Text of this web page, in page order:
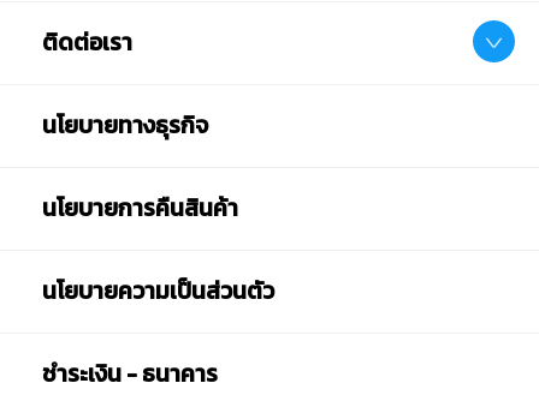
ติดต่อเรา
นโยบายทางธุรกิจ
นโยบายการคืนสินค้า
นโยบายความเป็นส่วนตัว
ชำระเงิน - ธนาคาร